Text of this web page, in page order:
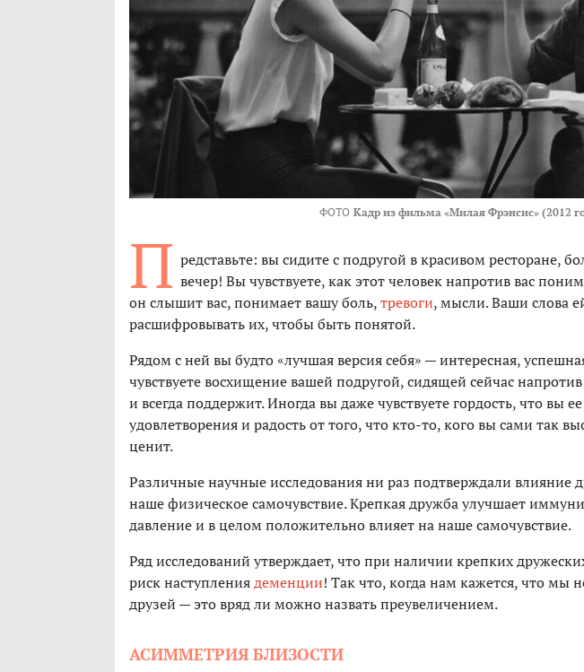
ФОТО Кадр из фильма «Милая Фрэнсис» (2012
П редставьте: вы сидите с подругой в красивом ресторане,
вечер! Вы чувствуете, как этот человек напротив вас
он слышит вас, понимает вашу боль,тревоги, мысли. Ваши слова
расшифровывать их, чтобы быть понятой.
Рядом с ней вы будто «лучшая версия себя» — интересная,
чувствуете восхищение вашей подругой, сидящей сейчас
и всегда поддержит. Иногда вы даже чувствуете гордость, что вы
удовлетворения и радость от того, что кто-то, кого вы сами так
ценит.
Различные научные исследования ни раз подтверждали влияние
наше физическое самочувствие. Крепкая дружба улучшает
давление и в целом положительно влияет на наше самочувствие.
Ряд исследований утверждает, что при наличии крепких
риск наступлениядеменции! Так что, когда нам кажется, что мы
друзей — это вряд ли можно назвать преувеличением.
АСИММЕТРИЯ БЛИЗОСТИ